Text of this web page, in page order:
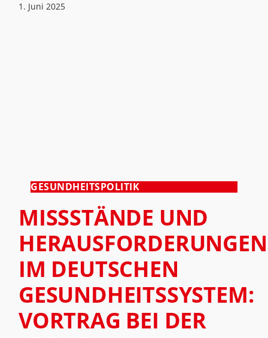
1. Juni 2025
GESUNDHEITSPOLITIK
MISSSTÄNDE UND
HERAUSFORDERUNGEN
IM DEUTSCHEN
GESUNDHEITSSYSTEM:
VORTRAG BEI DER